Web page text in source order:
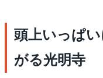
頭上いっぱ
がる光明寺